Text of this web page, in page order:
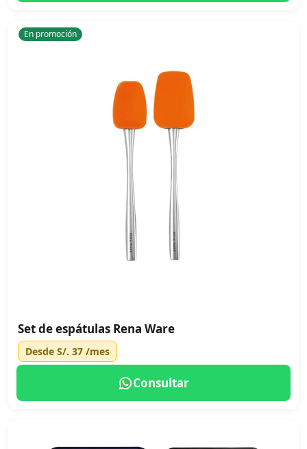
En promoción
Set de espátulas Rena Ware
Desde S/. 37 /mes
Consultar